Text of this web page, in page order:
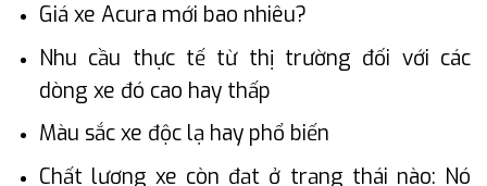
Giá xe Acura mới bao nhiêu?
Nhu cầu thực tế từ thị trường đối với các
dòng xe đó cao hay thấp
Màu sắc xe độc lạ hay phổ biến
Chất lượng xe còn đạt ở trạng thái nào: Nó